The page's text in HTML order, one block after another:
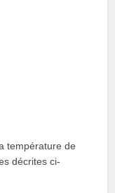
température de
décrites ci-